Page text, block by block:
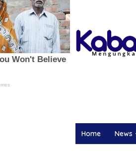
Home News